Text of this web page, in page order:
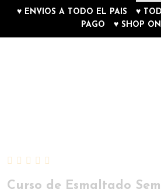
♥ ENVIOS A TODO EL PAIS ♥
PAGO ♥ SHOP
Curso de Esmaltado